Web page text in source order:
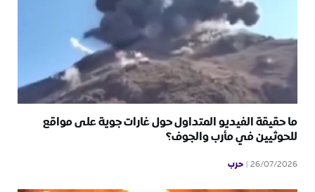
ما حقيقة الفيديو المتداول حول غارات جوية على مواقع
للحوثيين في مأرب والجوف؟
26/07/2026 حرب